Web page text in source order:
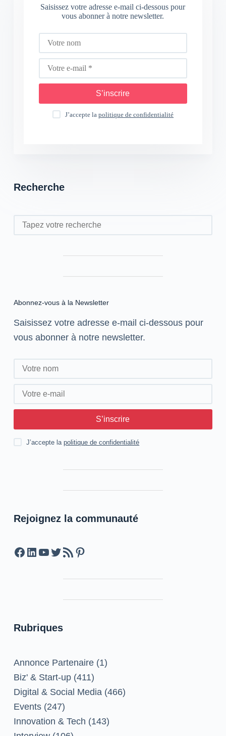
Saisissez votre adresse e-mail ci-dessous pour
vous abonner à notre newsletter.
S’inscrire
J’accepte lapolitique de confidentialité
Recherche
Rechercher
Abonnez-vous à la Newsletter
Saisissez votre adresse e-mail ci-dessous pour
vous abonner à notre newsletter.
S’inscrire
J’accepte lapolitique de confidentialité
Rejoignez la communauté
Facebook
LinkedIn
YouTube
Twitter
Feed RSSPinterest
Rubriques
Annonce Partenaire(1)
Biz' & Start-up(411)
Digital & Social Media(466)
Events(247)
Innovation & Tech (143)